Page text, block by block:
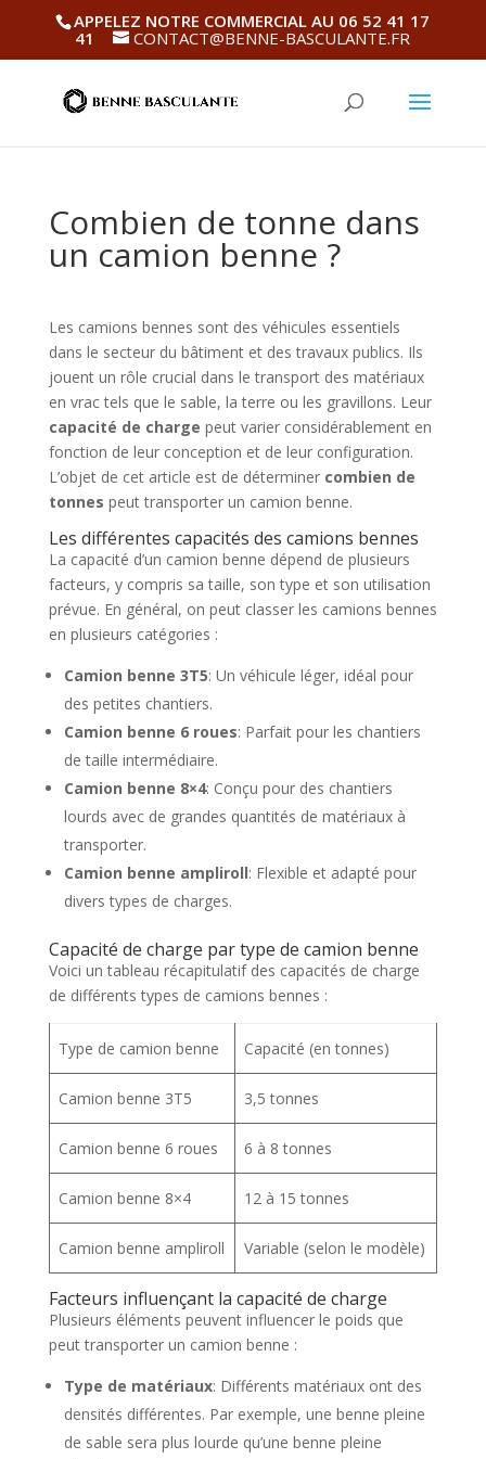
APPELEZ NOTRE COMMERCIAL AU 06 52 41 17
41
CONTACT@BENNE-BASCULANTE.FR
Combien de tonne dans
un camion benne ?
Les camions bennes sont des véhicules essentiels
dans le secteur du bâtiment et des travaux publics. Ils
jouent un rôle crucial dans le transport des matériaux
en vrac tels que le sable, la terre ou les gravillons. Leur
capacité de charge peut varier considérablement en
fonction de leur conception et de leur configuration.
L’objet de cet article est de déterminer combien de
tonnes peut transporter un camion benne.
Les différentes capacités des camions bennes
La capacité d’un camion benne dépend de plusieurs
facteurs, y compris sa taille, son type et son utilisation
prévue. En général, on peut classer les camions bennes
en plusieurs catégories :
Camion benne 3T5: Un véhicule léger, idéal pour
des petites chantiers.
Camion benne 6 roues: Parfait pour les chantiers
de taille intermédiaire.
Camion benne 8×4: Conçu pour des chantiers
lourds avec de grandes quantités de matériaux à
transporter.
Camion benne ampliroll: Flexible et adapté pour
divers types de charges.
Capacité de charge par type de camion benne
Voici un tableau récapitulatif des capacités de charge
de différents types de camions bennes :
Type de camion benne Capacité (en tonnes)
Camion benne 3T5 3,5 tonnes
Camion benne 6 roues 6 à 8 tonnes
Camion benne 8×4 12 à 15 tonnes
Camion benne ampliroll Variable (selon le modèle)
Facteurs influençant la capacité de charge
Plusieurs éléments peuvent influencer le poids que
peut transporter un camion benne :
Type de matériaux: Différents matériaux ont des
densités différentes. Par exemple, une benne pleine
de sable sera plus lourde qu’une benne pleine